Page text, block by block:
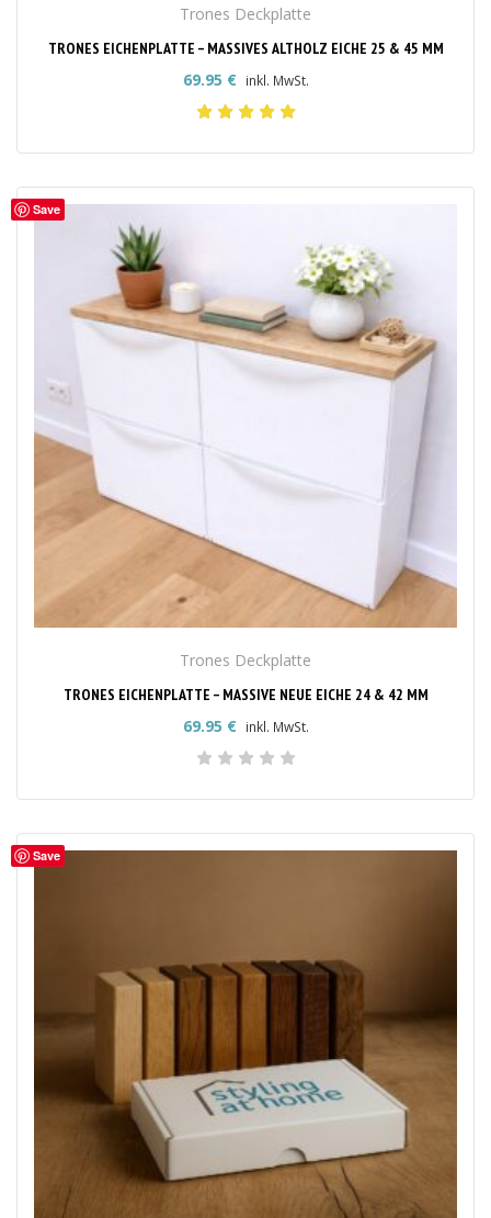
Trones Deckplatte
TRONES EICHENPLATTE – MASSIVES ALTHOLZ EICHE 25 & 45 MM
69.95 € inkl. MwSt.
Save
Trones Deckplatte
TRONES EICHENPLATTE – MASSIVE NEUE EICHE 24 & 42 MM
69.95 € inkl. MwSt.
Save